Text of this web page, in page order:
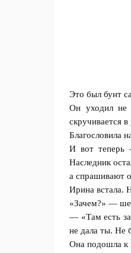
Это был бунт
Он уходил не
скручивается
Благословила
И вот теперь
Наследник
а спрашивают
Ирина встала.
«Зачем?» —
— «Там есть
не дала ты. Не
Она подошла к